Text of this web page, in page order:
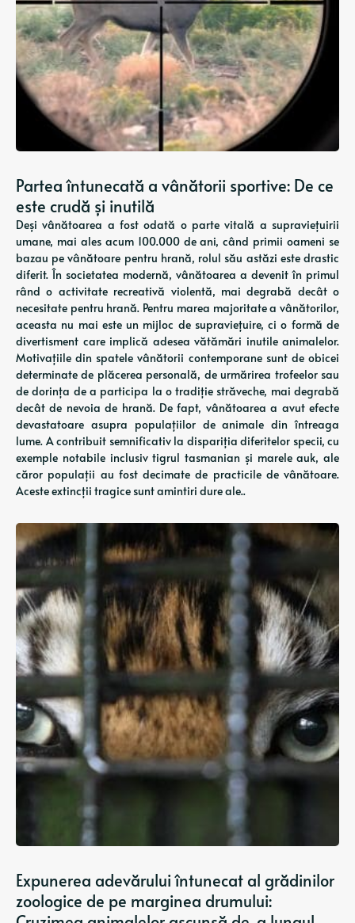
Partea întunecată a vânătorii sportive: De ce
este crudă și inutilă
Deși vânătoarea a fost odată o parte vitală a supraviețuirii
umane, mai ales acum 100.000 de ani, când primii oameni se
bazau pe vânătoare pentru hrană, rolul său astăzi este drastic
diferit. În societatea modernă, vânătoarea a devenit în primul
rând o activitate recreativă violentă, mai degrabă decât o
necesitate pentru hrană. Pentru marea majoritate a vânătorilor,
aceasta nu mai este un mijloc de supraviețuire, ci o formă de
divertisment care implică adesea vătămări inutile animalelor.
Motivațiile din spatele vânătorii contemporane sunt de obicei
determinate de plăcerea personală, de urmărirea trofeelor ​​sau
de dorința de a participa la o tradiție străveche, mai degrabă
decât de nevoia de hrană. De fapt, vânătoarea a avut efecte
devastatoare asupra populațiilor de animale din întreaga
lume. A contribuit semnificativ la dispariția diferitelor specii, cu
exemple notabile inclusiv tigrul tasmanian și marele auk, ale
căror populații au fost decimate de practicile de vânătoare.
Aceste extincții tragice sunt amintiri dure ale..
Expunerea adevărului întunecat al grădinilor
zoologice de pe marginea drumului: